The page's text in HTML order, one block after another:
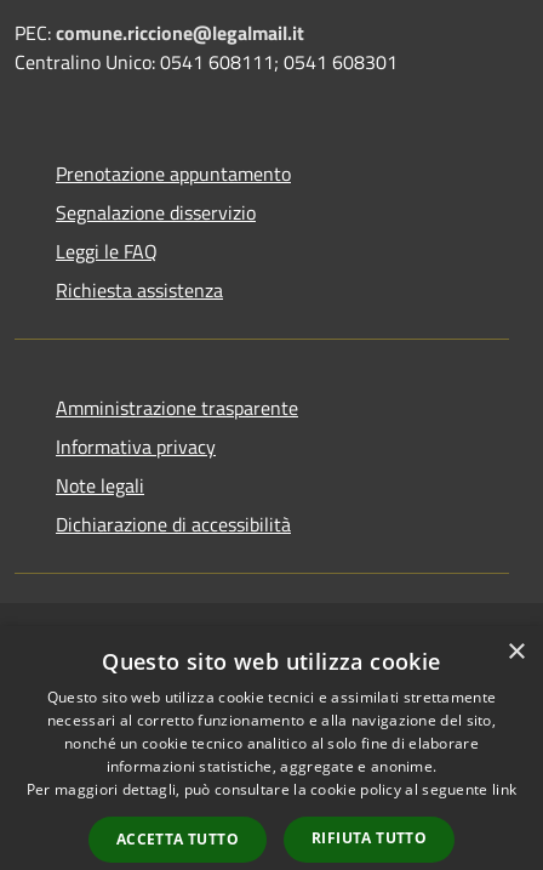
PEC:comune.riccione@legalmail.it
Centralino Unico: 0541 608111; 0541 608301
Prenotazione appuntamento
Segnalazione disservizio
Leggi le FAQ
Richiesta assistenza
Amministrazione trasparente
Informativa privacy
Note legali
Dichiarazione di accessibilità
Accessibilità
Privacy
Cookie
Mappa del sito
Area riservata
amministratori comunali
Portale Dipendente
Copyright © 2026 • Comune di
Riccione • Powered by
Municipium•Accesso
redazione
×
Questo sito web utilizza cookie
Questo sito web utilizza cookie tecnici e assimilati strettamente
necessari al corretto funzionamento e alla navigazione del sito,
nonché un cookie tecnico analitico al solo fine di elaborare
informazioni statistiche, aggregate e anonime.
Per maggiori dettagli, può consultare la cookie policy al seguente link
ACCETTA TUTTO RIFIUTA TUTTO